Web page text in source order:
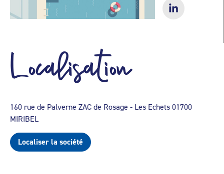
Localisation
160 rue de Palverne ZAC de Rosage - Les Echets 01700
MIRIBEL
Localiser la société